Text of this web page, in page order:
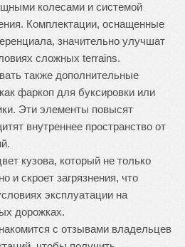
колесами и системой
Комплектации, оснащенные
значительно улучшат
сложных terrains.
также дополнительные
фаркоп для буксировки или
Эти элементы повысят
внутреннее пространство от
кузова, который не только
и скроет загрязнения, что
эксплуатации на
дорожках.
с отзывами владельцев